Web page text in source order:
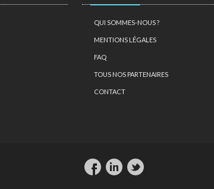
QUI SOMMES-NOUS ?
MENTIONS LÉGALES
FAQ
TOUS NOS PARTENAIRES
CONTACT